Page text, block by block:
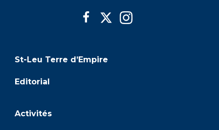
St-Leu Terre d’Empire
Editorial
Activités